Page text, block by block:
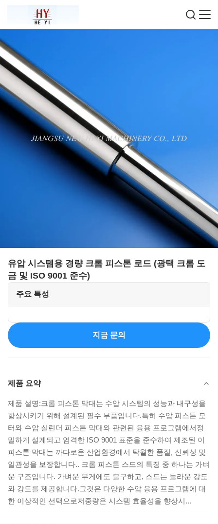
유압 시스템용 경량 크롬 피스톤 로드 (광택 크롬 도
금 및 ISO 9001 준수)
주요 특성
지금 문의
제품 요약
제품 설명:크롬 피스톤 막대는 수압 시스템의 성능과 내구성을
향상시키기 위해 설계된 필수 부품입니다.특히 수압 피스톤 모
터와 수압 실린더 피스톤 막대와 관련된 응용 프로그램에서정
밀하게 설계되고 엄격한 ISO 9001 표준을 준수하여 제조된 이
피스톤 막대는 까다로운 산업환경에서 탁월한 품질, 신뢰성 및
일관성을 보장합니다.. 크롬 피스톤 스드의 특징 중 하나는 가벼
운 구조입니다. 가벼운 무게에도 불구하고, 스드는 놀라운 강도
와 강도를 제공합니다.그것은 다양한 수압 응용 프로그램에 대
한 이상적인 선택으로저중량은 시스템 효율성을 향상시...